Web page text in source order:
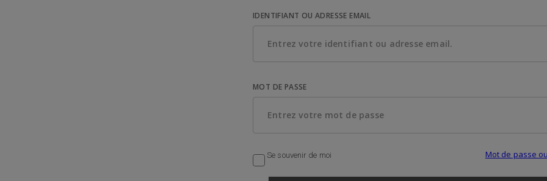
IDENTIFIANT OU ADRESSE EMAIL
MOT DE PASSE
Se souvenir de moi Mot de passe